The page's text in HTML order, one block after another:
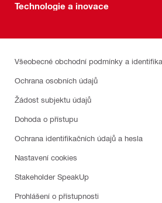
Technologie a inovace
Všeobecné obchodní podmínky a
Ochrana osobních údajů
Žádost subjektu údajů
Dohoda o přístupu
Ochrana identifikačních údajů a hesla
Nastavení cookies
Stakeholder SpeakUp
Prohlášení o přístupnosti